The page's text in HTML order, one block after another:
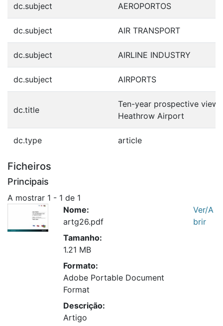
dc.subject AEROPORTOS
dc.subject AIR TRANSPORT
dc.subject AIRLINE INDUSTRY
dc.subject AIRPORTS
dc.title
Ten-year prospective view
Heathrow Airport
dc.type article
Ficheiros
Principais
A mostrar 1 - 1 de 1
Nome:
artg26.pdf
Tamanho:
1.21 MB
Formato:
Adobe Portable Document
Format
Descrição:
Artigo
Ver/A
brir